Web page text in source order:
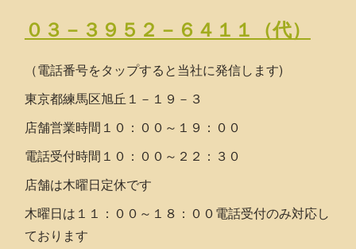
０３－３９５２－６４１１（代）
（電話番号をタップすると当社に発信します)
東京都練馬区旭丘１－１９－３
店舗営業時間１０：００～１９：００
電話受付時間１０：００～２２：３０
店舗は木曜日定休です
木曜日は１１：００～１８：００電話受付のみ対応し
ております